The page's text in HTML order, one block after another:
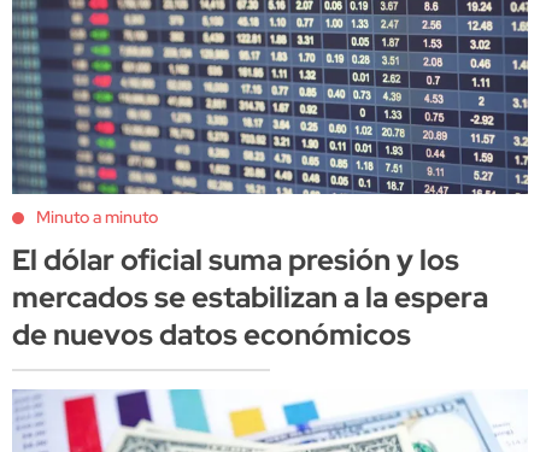
Minuto a minuto
El dólar oficial suma presión y los
mercados se estabilizan a la espera
de nuevos datos económicos